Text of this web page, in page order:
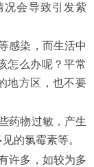
况会导致引发紫
感染，而生活中
怎么办呢？平常
地方区，也不要
药物过敏，产生
的氯霉素等。
许多，如较为多